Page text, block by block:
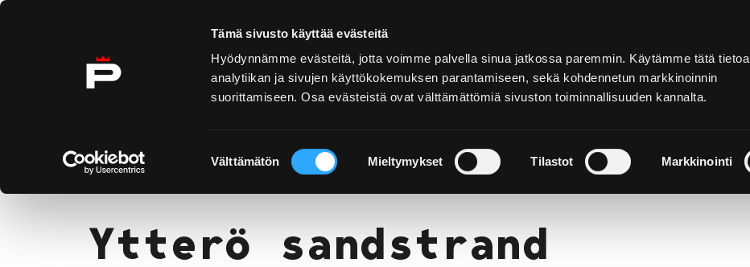
Tämä sivusto käyttää evästeitä
Hyödynnämme evästeitä, jotta voimme palvella sinua jatkossa paremmin. Käytämme tätä tietoa
analytiikan ja sivujen käyttökokemuksen parantamiseen, sekä kohdennetun markkinoinnin
suorittamiseen. Osa evästeistä ovat välttämättömiä sivuston toiminnallisuuden kannalta.
valinta
Välttämätön Mieltymykset Tilastot Markkinointi
Skip to content
svenska
Home
Yyteri Ytterö sandstrand
Ytterö sandstrand